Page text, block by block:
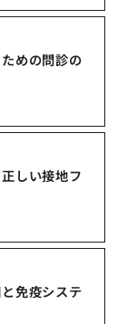
めの問診の
しい接地フ
免疫システ